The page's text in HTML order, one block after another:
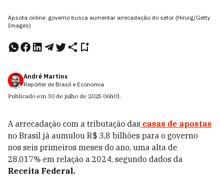
Apsota online: governo busca aumentar arrecadação do setor (Hirurg/Getty
Images)
André Martins
Repórter de Brasil e Economia
Publicado em 30 de julho de 2025 06h01.
A arrecadação com a tributação das casas de apostas
no Brasil já aumulou R$ 3,8 bilhões para o governo
nos seis primeiros meses do ano, uma alta de
28.017% em relação a 2024, segundo dados da
Receita Federal.